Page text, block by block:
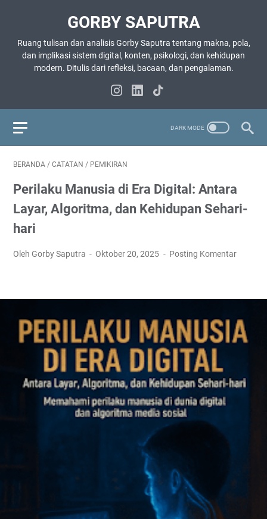
GORBY SAPUTRA
Ruang tulisan dan analisis Gorby Saputra tentang makna, pola,
dan implikasi sistem digital, konten, psikologi, dan kehidupan
modern. Ditulis dari refleksi, bacaan, dan pengalaman.
BERANDA / CATATAN / PEMIKIRAN
Perilaku Manusia di Era Digital: Antara
Layar, Algoritma, dan Kehidupan Sehari-
hari
Oleh Gorby Saputra Oktober 20, 2025 Posting Komentar